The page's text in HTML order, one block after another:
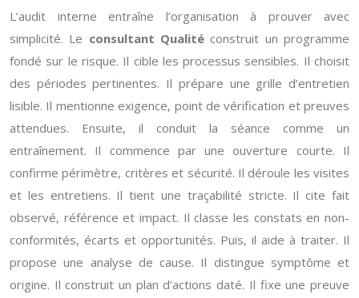
L’audit interne entraîne l’organisation à prouver avec
simplicité. Le consultant Qualité construit un programme
fondé sur le risque. Il cible les processus sensibles. Il choisit
des périodes pertinentes. Il prépare une grille d’entretien
lisible. Il mentionne exigence, point de vérification et preuves
attendues. Ensuite, il conduit la séance comme un
entraînement. Il commence par une ouverture courte. Il
confirme périmètre, critères et sécurité. Il déroule les visites
et les entretiens. Il tient une traçabilité stricte. Il cite fait
observé, référence et impact. Il classe les constats en non-
conformités, écarts et opportunités. Puis, il aide à traiter. Il
propose une analyse de cause. Il distingue symptôme et
origine. Il construit un plan d’actions daté. Il fixe une preuve